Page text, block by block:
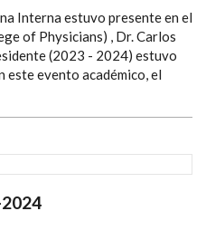
Interna estuvo presente en el
of Physicians) , Dr. Carlos
(2023 - 2024) estuvo
este evento académico, el